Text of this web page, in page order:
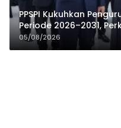
PPSPI Kukuhkan
Periode 2026–2031,
Publik
05/08/2026